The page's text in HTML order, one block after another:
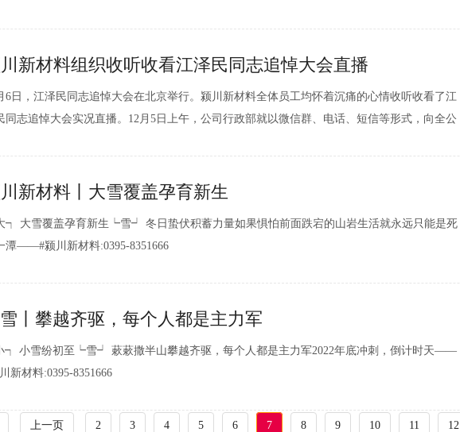
新材料组织收听收看江泽民同志追悼大会直播
6日，江泽民同志追悼大会在北京举行。颍川新材料全体员工均怀着沉痛的心情收听收看了江
同志追悼大会实况直播。12月5日上午，公司行政部就以微信群、电话、短信等形式，向全公
新材料丨大雪覆盖孕育新生
┑ 大雪覆盖孕育新生┕雪┙ 冬日蛰伏积蓄力量如果惧怕前面跌宕的山岩生活就永远只能是死
潭——#颍川新材料:0395-8351666
丨攀越齐驱，每个人都是主力军
┑ 小雪纷初至┕雪┙ 蔌蔌撒半山攀越齐驱，每个人都是主力军2022年底冲刺，倒计时天——
新材料:0395-8351666
上一页 2 3 4 5 6 7 8 9 10 11 12